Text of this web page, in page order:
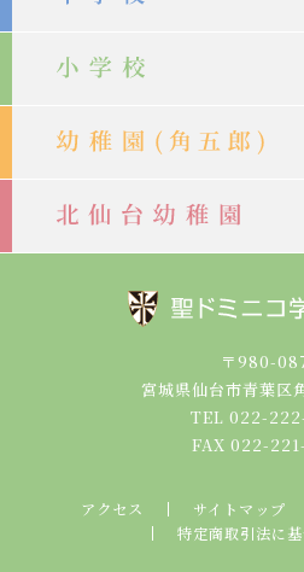
〒980-
宮城県仙台市青葉区
TEL 022-
FAX 022-
アクセス サイトマップ
特定商取引法に